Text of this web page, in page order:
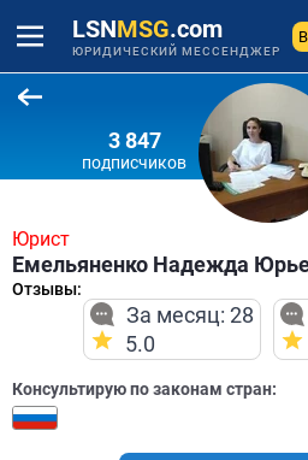
LSNMSG.com
ЮРИДИЧЕСКИЙ МЕССЕНДЖЕР
3 847
подписчиков
Юрист
Емельяненко Надежда
Отзывы:
За месяц: 28
5.0
Консультирую по законам стран: